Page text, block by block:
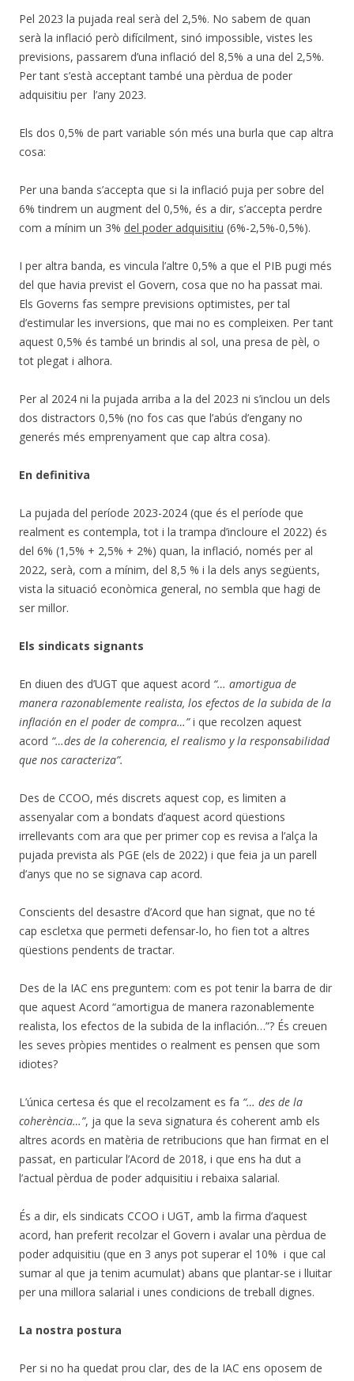
Pel 2023 la pujada real serà del 2,5%. No sabem de quan
serà la inflació però difícilment, sinó impossible, vistes les
previsions, passarem d’una inflació del 8,5% a una del 2,5%.
Per tant s’està acceptant també una pèrdua de poder
adquisitiu per l’any 2023.
Els dos 0,5% de part variable són més una burla que cap altra
cosa:
Per una banda s’accepta que si la inflació puja per sobre del
6% tindrem un augment del 0,5%, és a dir, s’accepta perdre
com a mínim un 3% del poder adquisitiu (6%-2,5%-0,5%).
I per altra banda, es vincula l’altre 0,5% a que el PIB pugi més
del que havia previst el Govern, cosa que no ha passat mai.
Els Governs fas sempre previsions optimistes, per tal
d’estimular les inversions, que mai no es compleixen. Per tant
aquest 0,5% és també un brindis al sol, una presa de pèl, o
tot plegat i alhora.
Per al 2024 ni la pujada arriba a la del 2023 ni s’inclou un dels
dos distractors 0,5% (no fos cas que l’abús d’engany no
generés més emprenyament que cap altra cosa).
En definitiva
La pujada del període 2023-2024 (que és el període que
realment es contempla, tot i la trampa d’incloure el 2022) és
del 6% (1,5% + 2,5% + 2%) quan, la inflació, només per al
2022, serà, com a mínim, del 8,5 % i la dels anys següents,
vista la situació econòmica general, no sembla que hagi de
ser millor.
Els sindicats signants
En diuen des d’UGT que aquest acord “… amortigua de
manera razonablemente realista, los efectos de la subida de la
inflación en el poder de compra…”i que recolzen aquest
acord “…des de la coherencia, el realismo y la responsabilidad
que nos caracteriza”.
Des de CCOO, més discrets aquest cop, es limiten a
assenyalar com a bondats d’aquest acord qüestions
irrellevants com ara que per primer cop es revisa a l’alça la
pujada prevista als PGE (els de 2022) i que feia ja un parell
d’anys que no se signava cap acord.
Conscients del desastre d’Acord que han signat, que no té
cap escletxa que permeti defensar-lo, ho fien tot a altres
qüestions pendents de tractar.
Des de la IAC ens preguntem: com es pot tenir la barra de dir
que aquest Acord “amortigua de manera razonablemente
realista, los efectos de la subida de la inflación…”? És creuen
les seves pròpies mentides o realment es pensen que som
idiotes?
L’única certesa és que el recolzament es fa “… des de la
coherència…”, ja que la seva signatura és coherent amb els
altres acords en matèria de retribucions que han firmat en el
passat, en particular l’Acord de 2018, i que ens ha dut a
l’actual pèrdua de poder adquisitiu i rebaixa salarial.
És a dir, els sindicats CCOO i UGT, amb la firma d’aquest
acord, han preferit recolzar el Govern i avalar una pèrdua de
poder adquisitiu (que en 3 anys pot superar el 10% i que cal
sumar al que ja tenim acumulat) abans que plantar-se i lluitar
per una millora salarial i unes condicions de treball dignes.
La nostra postura
Per si no ha quedat prou clar, des de la IAC ens oposem de